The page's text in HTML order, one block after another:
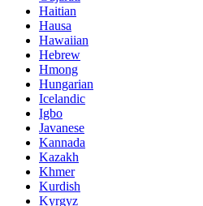
Haitian
Hausa
Hawaiian
Hebrew
Hmong
Hungarian
Icelandic
Igbo
Javanese
Kannada
Kazakh
Khmer
Kurdish
Kyrgyz